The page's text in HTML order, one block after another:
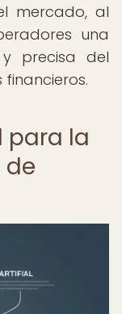
mercado, al
una
precisa del
para la
de